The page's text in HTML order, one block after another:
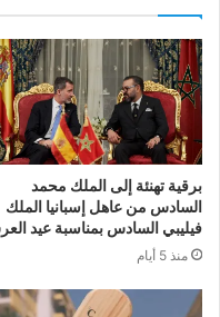
برقية تهنئة إلى الملك محمد
السادس من عاهل إسبانيا الملك
فيليبي السادس بمناسبة عيد
منذ 5 أيام